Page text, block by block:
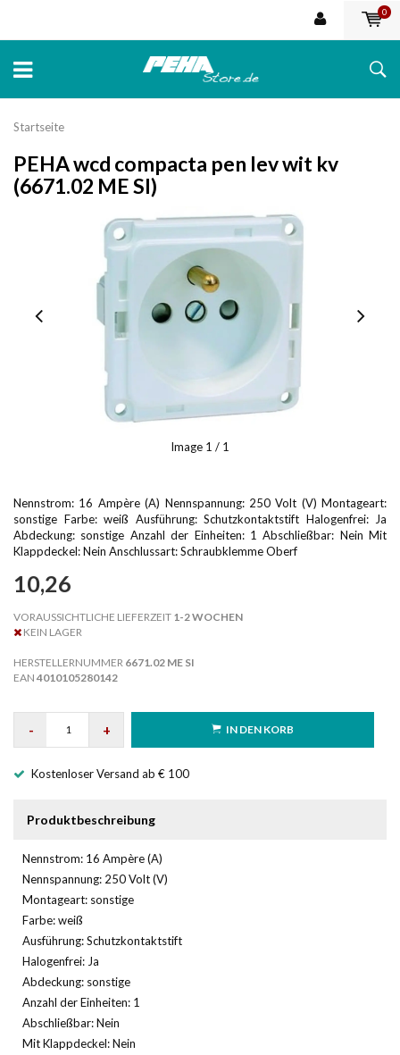
0
Startseite
PEHA wcd compacta pen lev wit kv
(6671.02 ME SI)
Image 1 / 1
Nennstrom: 16 Ampère (A) Nennspannung: 250 Volt (V) Montageart:
sonstige Farbe: weiß Ausführung: Schutzkontaktstift Halogenfrei: Ja
Abdeckung: sonstige Anzahl der Einheiten: 1 Abschließbar: Nein Mit
Klappdeckel: Nein Anschlussart: Schraubklemme Oberf
10,26
VORAUSSICHTLICHE LIEFERZEIT 1-2 WOCHEN
KEIN LAGER
HERSTELLERNUMMER 6671.02 ME SI
EAN 4010105280142
- + IN DEN KORB
Kostenloser Versand ab € 100
Produktbeschreibung
Nennstrom: 16 Ampère (A)
Nennspannung: 250 Volt (V)
Montageart: sonstige
Farbe: weiß
Ausführung: Schutzkontaktstift
Halogenfrei: Ja
Abdeckung: sonstige
Anzahl der Einheiten: 1
Abschließbar: Nein
Mit Klappdeckel: Nein